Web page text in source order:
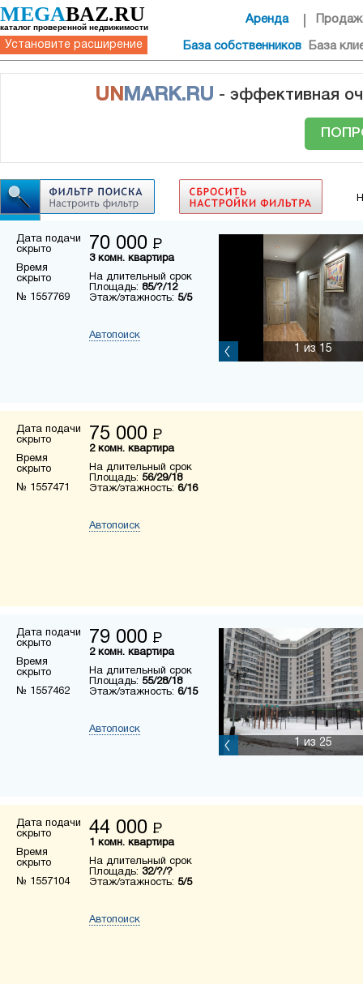
MEGABAZ.RU
каталог проверенной недвижимости
Установите расширение
Аренда
База собственников База
UN MARK.RU - эффективная
Дата подачи
скрыто
Время
скрыто
№ 1557769
70 000 Р
3 комн. квартира
На длительный срок
Площадь: 85/?/12
Этаж/этажность: 5/5
Автопоиск
1 из 15
Дата подачи
скрыто
Время
скрыто
№ 1557471
75 000 Р
2 комн. квартира
На длительный срок
Площадь: 56/29/18
Этаж/этажность: 6/16
Автопоиск
Дата подачи
скрыто
Время
скрыто
№ 1557462
79 000 Р
2 комн. квартира
На длительный срок
Площадь: 55/28/18
Этаж/этажность: 6/15
Автопоиск
1из 25
Дата подачи
скрыто
Время
скрыто
№ 1557104
44 000 Р
1 комн. квартира
На длительный срок
Площадь: 32/?/?
Этаж/этажность: 5/5
Автопоиск